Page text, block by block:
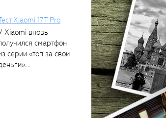
Xiaomi 17T Pro
Xiaomi вновь
смартфон
серии «топ за свои